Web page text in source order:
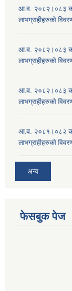
आ.व. २०८२।०८३ को
लाभग्राहीहरुको
आ.व. २०८२।०८३ को
लाभग्राहीहरुको
आ.व. २०८२।०८३ को
लाभग्राहीहरुको
आ.व. २०८१।०८२ को
लाभग्राहीहरुको
अन्य
फेसबुक पेज